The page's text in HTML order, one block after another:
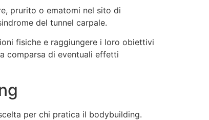
prurito o ematomi nel sito di
del tunnel carpale.
fisiche e raggiungere i loro obiettivi
comparsa di eventuali effetti
per chi pratica il bodybuilding.